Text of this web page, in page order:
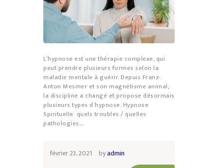
L’hypnose est une thérapie complexe, qui
peut prendre plusieurs formes selon la
maladie mentale à guérir. Depuis Franz-
Anton Mesmer et son magnétisme animal,
la discipline a changé et propose désormais
plusieurs types d’hypnose. Hypnose
Spirituelle quels troubles / quelles
pathologies…
février 23, 2021 byadmin